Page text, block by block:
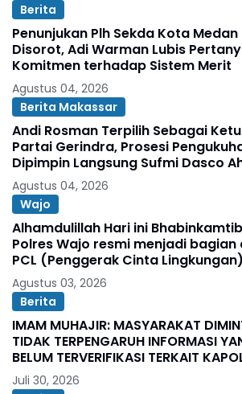
Berita
Penunjukan Plh Sekda Kota Medan
Disorot, Adi Warman Lubis
Komitmen terhadap Sistem Merit
Agustus 04, 2026
Berita Makassar
Andi Rosman Terpilih Sebagai
Partai Gerindra, Prosesi
Dipimpin Langsung Sufmi Dasco
Agustus 04, 2026
Wajo
Alhamdulillah Hari ini
Polres Wajo resmi menjadi bagian
PCL (Penggerak Cinta Lingkungan)
Agustus 03, 2026
Berita
IMAM MUHAJIR: MASYARAKAT
TIDAK TERPENGARUH INFORMASI
BELUM TERVERIFIKASI TERKAIT
BOLO
Juli 30, 2026